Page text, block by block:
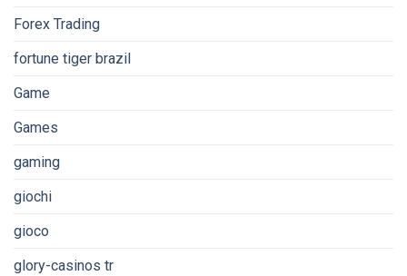
Forex Trading
fortune tiger brazil
Game
Games
gaming
giochi
gioco
glory-casinos tr